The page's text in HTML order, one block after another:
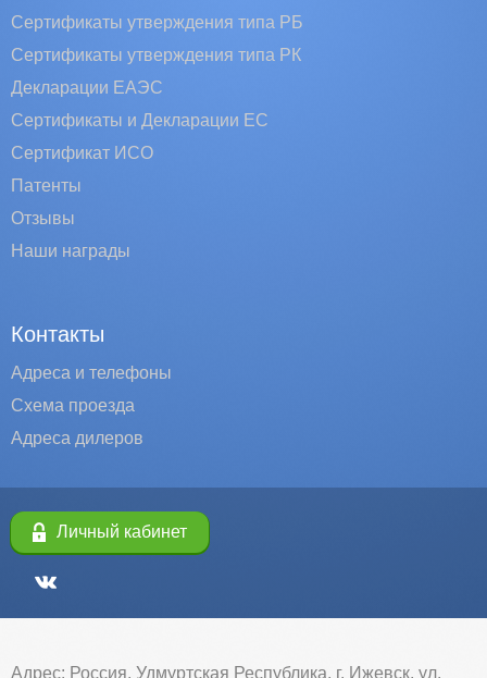
Сертификаты утверждения типа РБ
Сертификаты утверждения типа РК
Декларации ЕАЭС
Сертификаты и Декларации EC
Сертификат ИСО
Патенты
Отзывы
Наши награды
Контакты
Адреса и телефоны
Схема проезда
Адреса дилеров
Личный кабинет
Адрес: Россия, Удмуртская Республика, г. Ижевск, ул.